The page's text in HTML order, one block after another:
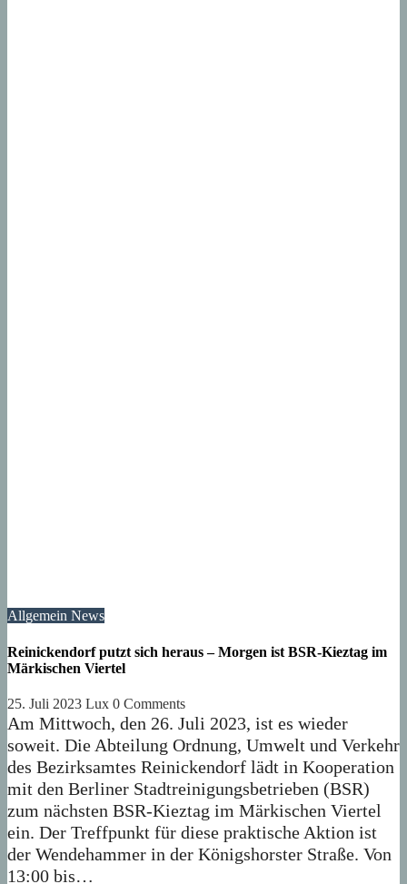
Allgemein News
Reinickendorf putzt sich heraus – Morgen ist BSR-Kieztag im
Märkischen Viertel
25. Juli 2023 Lux 0 Comments
Am Mittwoch, den 26. Juli 2023, ist es wieder
soweit. Die Abteilung Ordnung, Umwelt und Verkehr
des Bezirksamtes Reinickendorf lädt in Kooperation
mit den Berliner Stadtreinigungsbetrieben (BSR)
zum nächsten BSR-Kieztag im Märkischen Viertel
ein. Der Treffpunkt für diese praktische Aktion ist
der Wendehammer in der Königshorster Straße. Von
13:00 bis…